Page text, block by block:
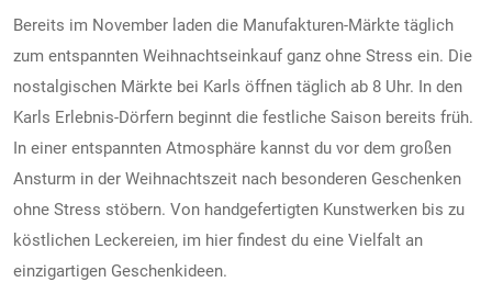
Bereits im November laden die Manufakturen-Märkte täglich
zum entspannten Weihnachtseinkauf ganz ohne Stress ein. Die
nostalgischen Märkte bei Karls öffnen täglich ab 8 Uhr. In den
Karls Erlebnis-Dörfern beginnt die festliche Saison bereits früh.
In einer entspannten Atmosphäre kannst du vor dem großen
Ansturm in der Weihnachtszeit nach besonderen Geschenken
ohne Stress stöbern. Von handgefertigten Kunstwerken bis zu
köstlichen Leckereien, im hier findest du eine Vielfalt an
einzigartigen Geschenkideen.